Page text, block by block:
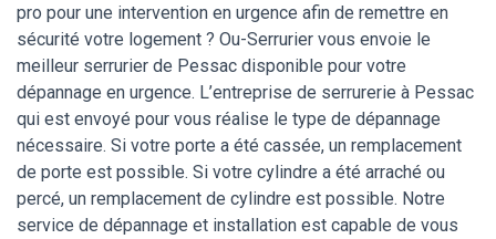
pro pour une intervention en urgence afin de remettre en
sécurité votre logement ? Ou-Serrurier vous envoie le
meilleur serrurier de Pessac disponible pour votre
dépannage en urgence. L’entreprise de serrurerie à Pessac
qui est envoyé pour vous réalise le type de dépannage
nécessaire. Si votre porte a été cassée, un remplacement
de porte est possible. Si votre cylindre a été arraché ou
percé, un remplacement de cylindre est possible. Notre
service de dépannage et installation est capable de vous